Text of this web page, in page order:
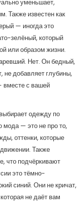
уменьшает,
. Также известен как
— иногда это
зелёный, который
или образом жизни.
Нет. Он бедный,
не добавляет глубины,
вместе с вашей
одежду по
мода — это не про то,
, оттенки, которые
. Также
что подчёркивают
это тёмно-
синий. Они не кричат,
не даёт вам